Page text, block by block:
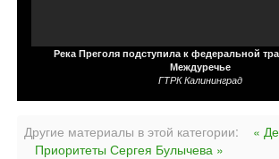
Река Преголя подступила к федеральной
Междуречье
ГТРК Калининград
Другие материалы в этой категории:
«
Приоритеты Сергея Булычева »